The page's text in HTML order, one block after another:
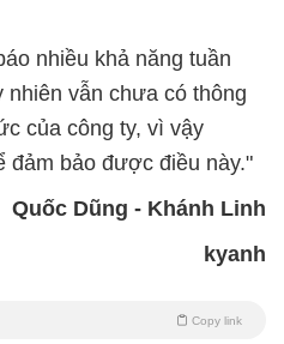
nhiều khả năng tuần
vẫn chưa có thông
của công ty, vì vậy
đảm bảo được điều này."
Quốc Dũng - Khánh Linh
kyanh
Copy link